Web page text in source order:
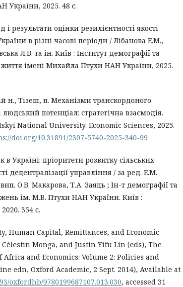
України, 2025. 48 с.
результати оцінки резилієнтності якості
в різні часові періоди / Лібанова Е.М.,
Л.В. та ін. Київ : Інститут демографії та
життя імені Михайла Птухи НАН України, 2025.
н., Тізеш, п. Механізми транскордоного
людський потенціал: стратегічна взаємодія.
National University. Economic Sciences, 2025.
doi.org/10.31891/2307-5740-2025-340-99
Україні: пріоритети розвитку сільських
децентралізації управління / за ред. Е.М.
вип. О.В. Макарова, Т.А. Заяць ; Ін-т демографії та
ім. М.В. Птухи НАН України. Київ :
354 с.
Human Capital, Remittances, and Economic
Monga, and Justin Yifu Lin (eds), The
Africa and Economics: Volume 2: Policies and
edn, Oxford Academic, 2 Sept. 2014), Available at
oxfordhb/9780199687107.013.030, accessed 31